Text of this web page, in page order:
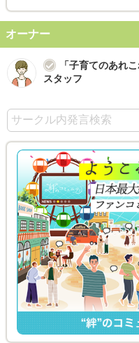
オーナー
「子育てのあれ
スタッフ